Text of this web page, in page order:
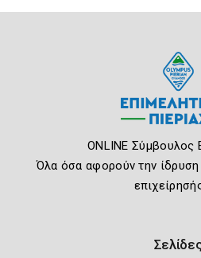
ONLINE Σύμβουλος
Όλα όσα αφορούν την ίδρυση